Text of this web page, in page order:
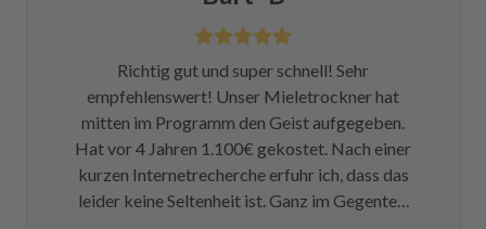
Richtig gut und super schnell! Sehr
empfehlenswert! Unser Mieletrockner hat
mitten im Programm den Geist aufgegeben.
Hat vor 4 Jahren 1.100€ gekostet. Nach einer
kurzen Internetrecherche erfuhr ich, dass das
leider keine Seltenheit ist. Ganz im Gegenteil.